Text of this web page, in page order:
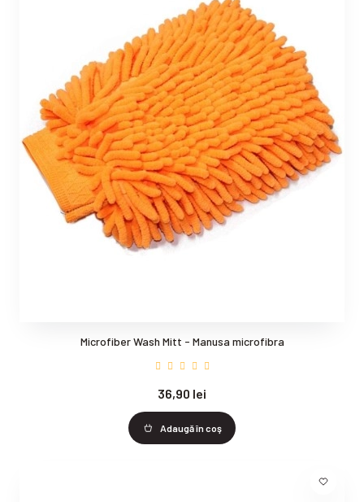
Microfiber Wash Mitt - Manusa microfibra
36,90 lei
Adaugă în coş